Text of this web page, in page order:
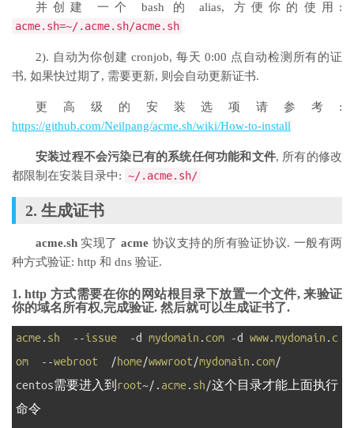
并创建 一个 bash 的 alias, 方便你的使用:
acme. sh=~/.acme.sh/acme. sh
2). 自动为你创建 cronjob, 每天 0:00 点自动检测所有的证
书, 如果快过期了, 需要更新, 则会自动更新证书.
更高级的安装选项请参考:
https://github.com/Neilpang/acme.sh/wiki/How-to-install
安装过程不会污染已有的系统任何功能和文件, 所有的修改
都限制在安装目录中: ~/.acme.sh/
2. 生成证书
acme.sh 实现了acme 协议支持的所有验证协议. 一般有两
种方式验证: http 和 dns 验证.
1. http 方式需要在你的网站根目录下放置一个文件, 来验证
你的域名所有权,完成验证. 然后就可以生成证书了.
acme. sh --issue -d mydomain .com -d www.mydomain .c
om
--webroot /home/wwwroot/mydomain .com/
centos需要进入到 root~/ . acme. sh/这个目录才能上面执行
命令